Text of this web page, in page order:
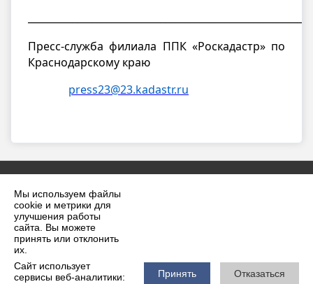
Мы используем файлы
cookie и метрики для
улучшения работы
сайта. Вы можете
принять или отклонить
их.
Сайт использует
сервисы веб-аналитики:
Принять Отказаться
Пресс-служба филиала ППК «Роскадастр» по
Краснодарскому краю
press23@23.kadastr.ru
2026 г. krilovskaya.ru
Вход
Карта сайта
Политика обработки персональных данных